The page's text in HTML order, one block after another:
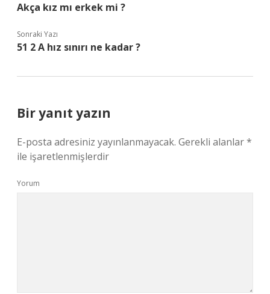
Akça kız mı erkek mi ?
Sonraki Yazı
51 2 A hız sınırı ne kadar ?
Bir yanıt yazın
E-posta adresiniz yayınlanmayacak. Gerekli alanlar*
ile işaretlenmişlerdir
Yorum